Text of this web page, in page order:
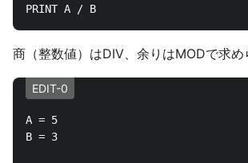
商（整数値）はDIV、余りはMODで求め
EDIT-0
A = 5
B = 3